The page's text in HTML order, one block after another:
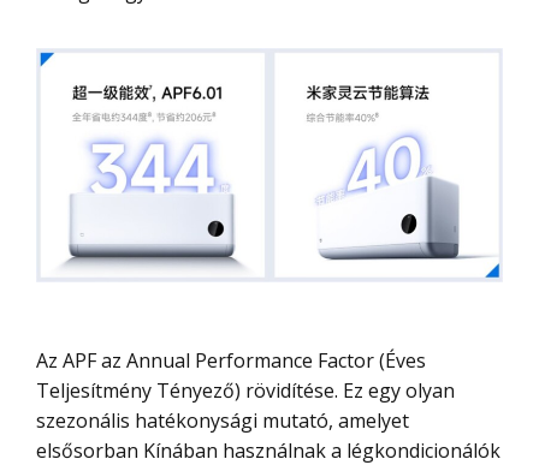
Az APF az Annual Performance Factor (Éves
Teljesítmény Tényező) rövidítése. Ez egy olyan
szezonális hatékonysági mutató, amelyet
elsősorban Kínában használnak a légkondicionálók